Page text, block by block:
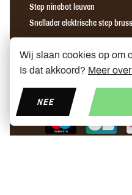
Step ninebot leuven
Snellader elektrische step
Find us on
Wij slaan cookies op om
Is dat akkoord? Meer
NEE